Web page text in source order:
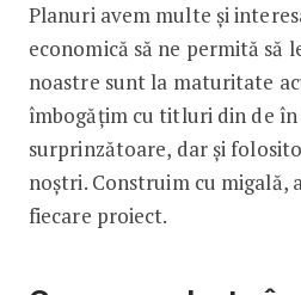
Planuri avem multe și
economică să ne permită să
noastre sunt la maturitate
îmbogățim cu titluri din de în
surprinzătoare, dar și
noștri. Construim cu migală,
fiecare proiect.